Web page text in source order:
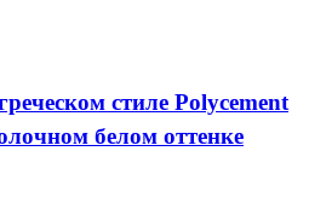
стиле Polycement
белом оттенке